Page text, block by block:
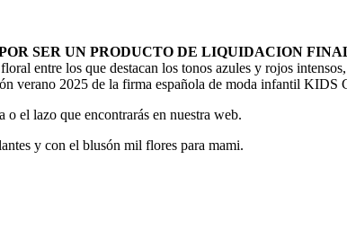
SER UN PRODUCTO DE LIQUIDACION
entre los que destacan los tonos azules y rojos
verano 2025 de la firma española de moda infantil
lazo que encontrarás en nuestra web.
y con el blusón mil flores para mami.